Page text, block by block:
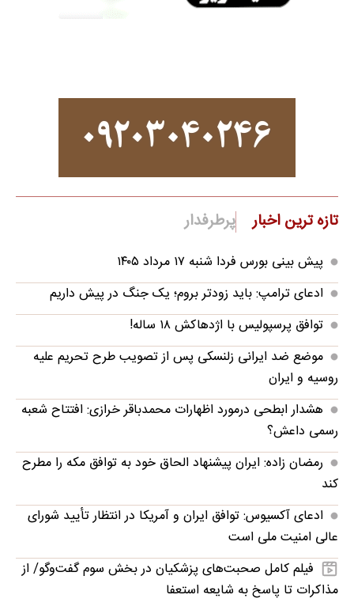
تازه ترین اخبار پرطرفدار
پیش بینی بورس فردا شنبه ۱۷ مرداد ۱۴۰۵
ادعای ترامپ: باید زودتر بروم؛ یک جنگ در پیش داریم
توافق پرسپولیس با اژدهاکش ۱۸ ساله!
موضع ضد ایرانی زلنسکی پس از تصویب طرح تحریم علیه
روسیه و ایران
هشدار ابطحی درمورد اظهارات محمدباقر خرازی: افتتاح شعبه
رسمی داعش؟
رمضان زاده: ایران پیشنهاد الحاق خود به توافق مکه را مطرح
کند
ادعای آکسیوس: توافق ایران و آمریکا در انتظار تأیید شورای
عالی امنیت ملی است
فیلم کامل صحبت‌های پزشکیان در بخش سوم گفت‌وگو/ از
مذاکرات تا پاسخ به شایعه استعفا